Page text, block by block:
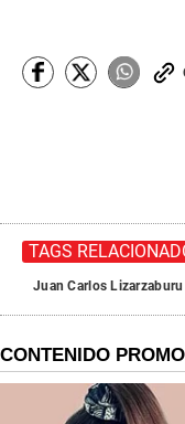
TAGS
Juan Carlos Lizarzaburu